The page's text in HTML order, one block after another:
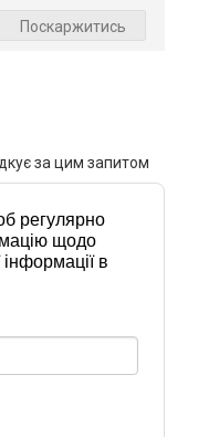
Поскаржитись
за цим запитом
регулярно
щодо
в